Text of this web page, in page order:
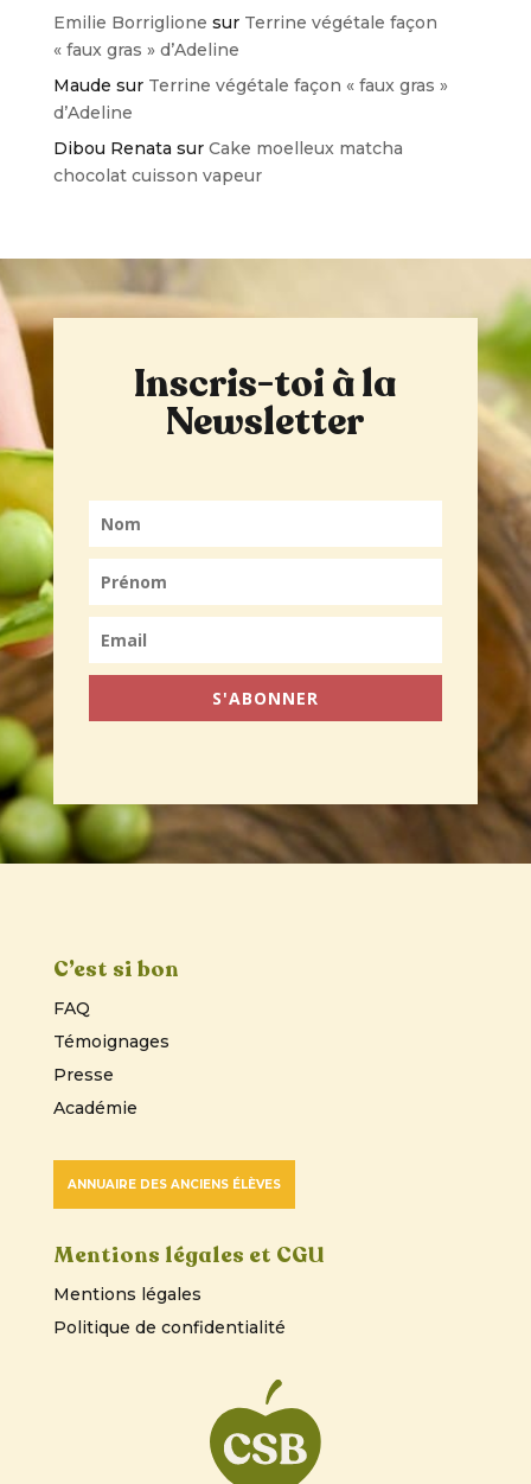
Emilie Borriglione sur Terrine végétale façon
« faux gras » d’Adeline
Maude sur Terrine végétale façon « faux gras »
d’Adeline
Dibou Renata sur Cake moelleux matcha
chocolat cuisson vapeur
Inscris-toi à la
Newsletter
S'ABONNER
C’est si bon
FAQ
Témoignages
Presse
Académie
ANNUAIRE DES ANCIENS ÉLÈVES
Mentions légales et CGU
Mentions légales
Politique de confidentialité